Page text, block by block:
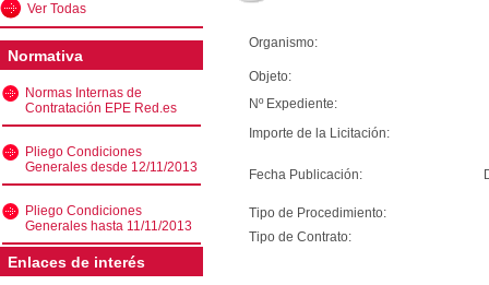
Ver Todas
Normativa
Normas Internas de
Contratación EPE Red.es
Pliego Condiciones
Generales desde 12/11/2013
Pliego Condiciones
Generales hasta 11/11/2013
Enlaces de interés
Organismo:
Objeto:
Nº Expediente:
Importe de la Licitación:
Fecha Publicación:
Tipo de Procedimiento:
Tipo de Contrato: